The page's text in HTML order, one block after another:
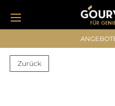
#DRÜCKEN SIE DIE
Zurück